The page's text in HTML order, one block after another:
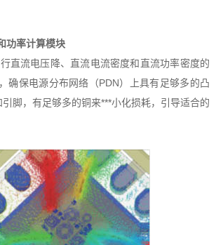
功率计算模块
直流电压降、直流电流密度和直流功率密度的
确保电源分布网络（PDN）上具有足够多的凸
脚，有足够多的铜来***小化损耗，引导适合的